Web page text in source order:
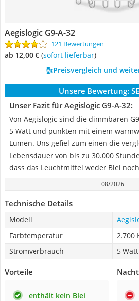
Aegislogic G9-A-32
121 Bewertungen
ab 12,00 € ( Sofort lieferbar)
Preisvergleich und
Unsere Bewertung:
Unser Fazit für Aegislogic G9-A-32:
Von Aegislogic sind die dimmbaren
5 Watt und punkten mit einem
Lumen. Uns gefiel zum einen die
Lebensdauer von bis zu 30.000
dass das Leuchtmittel weder Blei
08/2026
Technische Details
Modell
Farbtemperatur
2.700
Stromverbrauch
5 Watt
Vorteile
enthält kein Blei